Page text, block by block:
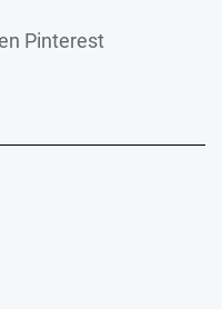
Pinterest